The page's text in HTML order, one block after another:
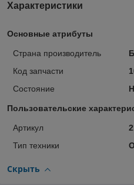
Характеристики
Основные атрибуты
Страна производитель
Код запчасти
Состояние
Пользовательские
Артикул
Тип техники
Скрыть